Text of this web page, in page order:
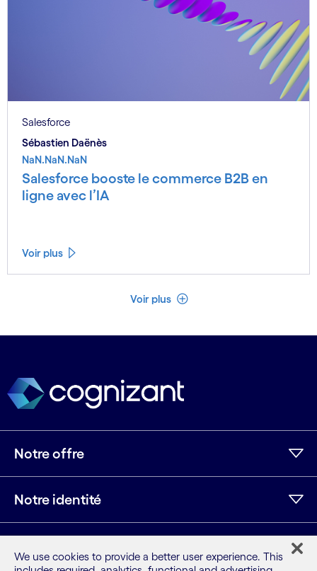
Salesforce
Sébastien Daënès
NaN.NaN.NaN
Salesforce booste le commerce B2B en
ligne avec l’IA
Voir plus
Voir plus Voir moins
Notre offre
Notre identité
We use cookies to provide a better user experience. This